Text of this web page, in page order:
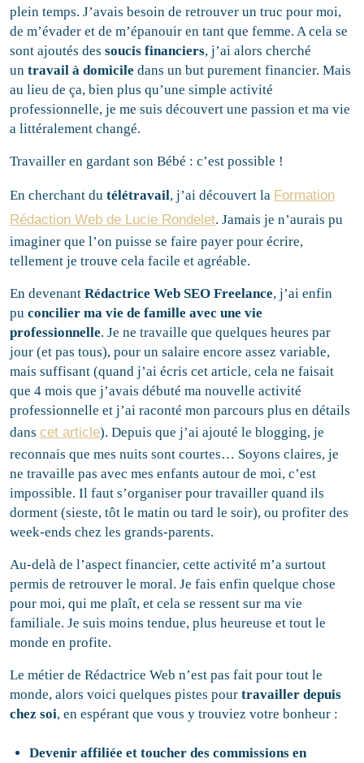
plein temps. J’avais besoin de retrouver un truc pour moi,
de m’évader et de m’épanouir en tant que femme. A cela se
sont ajoutés dessoucis financiers, j’ai alors cherché
untravail à domicile dans un but purement financier. Mais
au lieu de ça, bien plus qu’une simple activité
professionnelle, je me suis découvert une passion et ma vie
a littéralement changé.
Travailler en gardant son Bébé : c’est possible !
En cherchant dutélétravail, j’ai découvert la Formation
Rédaction Web de Lucie Rondelet. Jamais je n’aurais pu
imaginer que l’on puisse se faire payer pour écrire,
tellement je trouve cela facile et agréable.
En devenantRédactrice Web SEO Freelance, j’ai enfin
puconcilier ma vie de famille avec une vie
professionnelle. Je ne travaille que quelques heures par
jour (et pas tous), pour un salaire encore assez variable,
mais suffisant (quand j’ai écris cet article, cela ne faisait
que 4 mois que j’avais débuté ma nouvelle activité
professionnelle et j’ai raconté mon parcours plus en détails
danscet article). Depuis que j’ai ajouté le blogging, je
reconnais que mes nuits sont courtes… Soyons claires, je
ne travaille pas avec mes enfants autour de moi, c’est
impossible. Il faut s’organiser pour travailler quand ils
dorment (sieste, tôt le matin ou tard le soir), ou profiter des
week-ends chez les grands-parents.
Au-delà de l’aspect financier, cette activité m’a surtout
permis de retrouver le moral. Je fais enfin quelque chose
pour moi, qui me plaît, et cela se ressent sur ma vie
familiale. Je suis moins tendue, plus heureuse et tout le
monde en profite.
Le métier de Rédactrice Web n’est pas fait pour tout le
monde, alors voici quelques pistes pourtravailler depuis
chez soi, en espérant que vous y trouviez votre bonheur :
Devenir affiliée et toucher des commissions en